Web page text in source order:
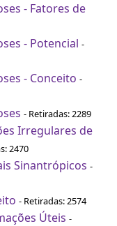
- Fatores de
- Potencial -
- Conceito -
- Retiradas: 2289
Irregulares de
2470
Sinantrópicos -
- Retiradas: 2574
Úteis -